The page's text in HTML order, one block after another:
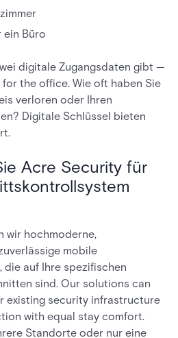
ein Büro
digitale Zugangsdaten gibt —
the office. Wie oft haben Sie
verloren oder Ihren
Digitale Schlüssel bieten
Acre Security für
wir hochmoderne,
mobile
auf Ihre spezifischen
sind. Our solutions can
existing security infrastructure
with equal stay comfort.
Standorte oder nur eine